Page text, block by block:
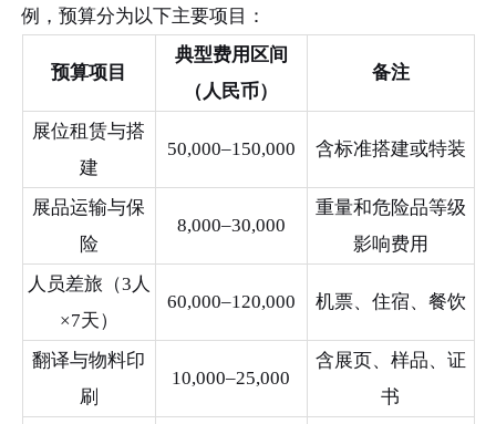
例，预算分为以下主要项目：
预算项目
典型费用区间
（人民币）
备注
展位租赁与搭
建
50,000–150,000 含标准搭建或特装
展品运输与保
险
8,000–30,000
重量和危险品等级
影响费用
人员差旅（3人
×7天）
60,000–120,000 机票、住宿、餐饮
翻译与物料印
刷
10,000–25,000
含展页、样品、证
书